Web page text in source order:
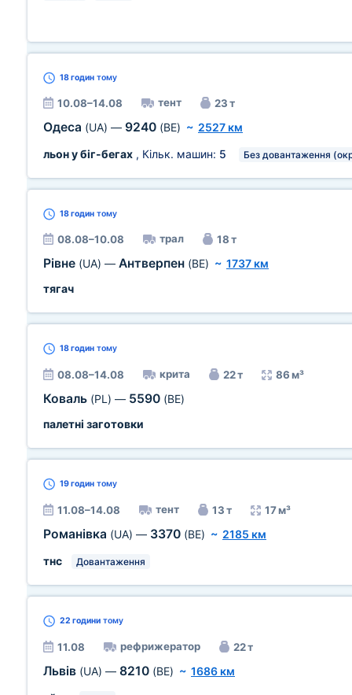
18 годин тому
10.08–14.08 тент 23 т
Одеса (UA) — 9240 (BE) ~ 2527 км
льон у біг-бегах , Кільк. машин: 5 Без довантаження
18 годин тому
08.08–10.08 трал 18 т
Рівне (UA) — Антверпен (BE) ~ 1737 км
тягач
18 годин тому
08.08–14.08 крита 22 т 86 м³
Коваль (PL) — 5590 (BE)
палетні заготовки
19 годин тому
11.08–14.08 тент 13 т 17 м³
Романівка (UA) — 3370 (BE) ~ 2185 км
тнс
Довантаження
22 години тому
11.08 рефрижератор 22 т
Львів (UA) — 8210 (BE) ~ 1686 км